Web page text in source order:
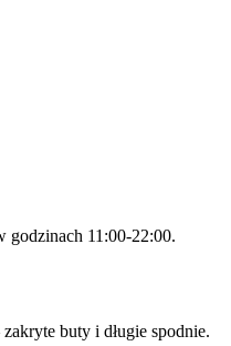
godzinach 11:00-22:00.
buty i długie spodnie.